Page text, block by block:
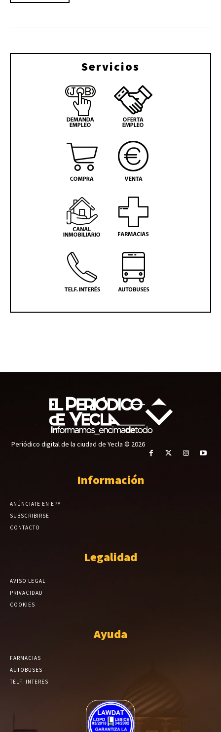
Servicios
Periódico digital de la ciudad de Yecla © 2026
Información
ANÚNCIATE EN EPY
SUBSCRIBIRSE
CONTACTO
Legalidad
AVISO LEGAL
PRIVACIDAD
COOKIES
Ayuda
FARMACIAS
AUTOBUSES
TELF. INTERES